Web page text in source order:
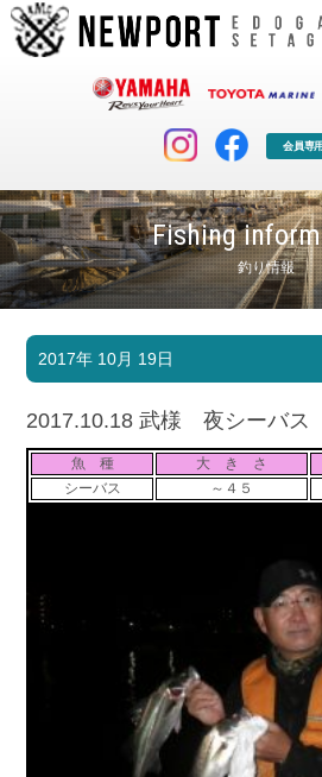
会員専
Fishing
釣り情報
マリンクラブ
マリンライフを堪能したい！
ボート免許
長年の実績と信頼！
店舗情報
Shop Info.
採用情報
Recruit
2017年 10月 19日
2017.10.18 武様 夜シーバス
魚 種 大 き さ
シーバス
～４５